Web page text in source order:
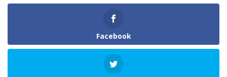
Facebook